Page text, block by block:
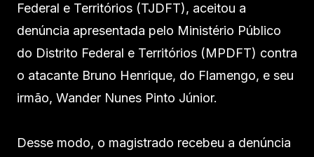
Federal e Territórios (TJDFT), aceitou a
denúncia apresentada pelo Ministério Público
do Distrito Federal e Territórios (MPDFT) contra
o atacante Bruno Henrique, do Flamengo, e seu
irmão, Wander Nunes Pinto Júnior.
Desse modo, o magistrado recebeu a denúncia